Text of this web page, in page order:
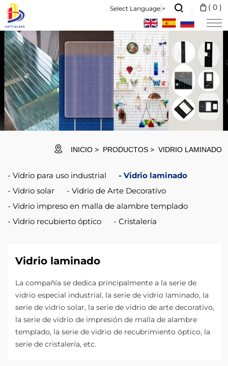
Select Language ▼ ( 0 )
Vidrio
laminado
INICIO PRODUCTOS VIDRIO LAMINADO
Vidrio para uso industrial
Vidrio laminado
Vidrio solar
Vidrio de Arte Decorativo
Vidrio impreso en malla de alambre templado
Vidrio recubierto óptico
Cristalería
Vidrio laminado
La compañía se dedica principalmente a la serie de
vidrio especial industrial, la serie de vidrio laminado, la
serie de vidrio solar, la serie de vidrio de arte decorativo,
la serie de vidrio de impresión de malla de alambre
templado, la serie de vidrio de recubrimiento óptico, la
serie de cristalería, etc.